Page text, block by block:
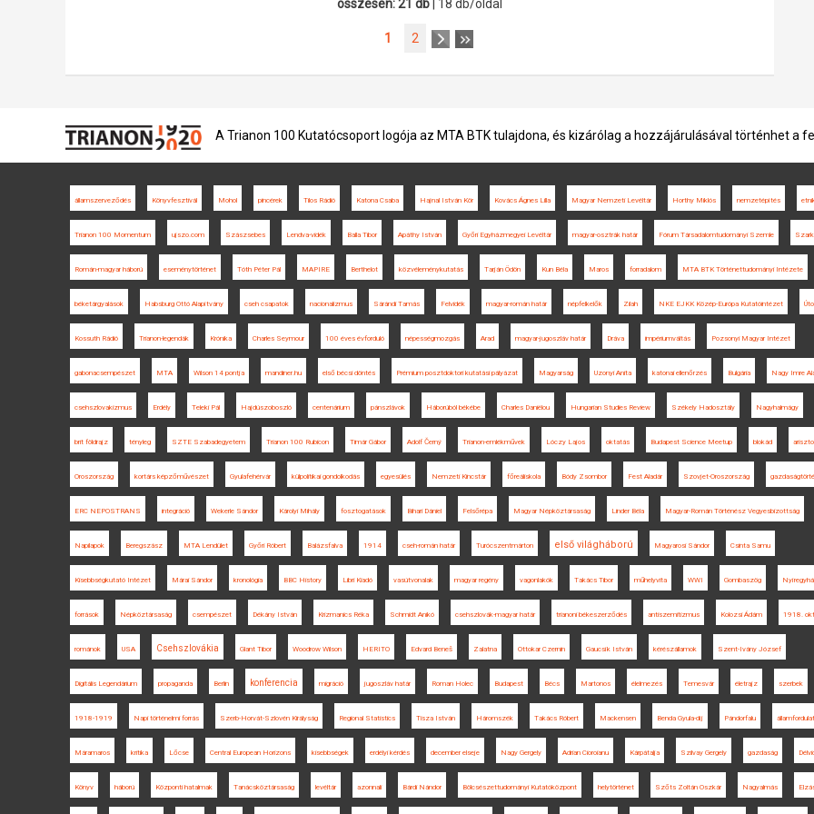
összesen: 21 db | 18 db/oldal
1 2
A Trianon 100 Kutatócsoport logója az MTA BTK tulajdona, és kizárólag a hozzájárulásával történhet a
államszerveződés Könyvfesztivál Mohol pincérek Tilos Rádió Katona Csaba Hajnal István Kör Kovács Ágnes Lilla Magyar Nemzeti Levéltár Horthy Miklós nemzetépítés
Trianon 100 Momentum ujszo.com Szászsebes Lendva-vidék Balla Tibor Apáthy István Győri Egyházmegyei Levéltár magyar-osztrák határ Fórum Társadalomtudományi Szemle
Román-magyar háború eseménytörténet Tóth Péter Pál MAPIRE Berthelot közvéleménykutatás Tarján Ödön Kun Béla Maros forradalom MTA BTK Történettudományi Intézete
béketárgyalások Habsburg Ottó Alapítvány cseh csapatok nacionalizmus Sárándi Tamás Felvidék magyar-román határ népfelkelők Zilah NKE EJKK Közép-Európa Kutatóintézet
Kossuth Rádió Trianon-legendák Krónika Charles Seymour 100 éves évforduló népességmozgás Arad magyar-jugoszláv határ Dráva impériumváltás Pozsonyi Magyar Intézet
gabonacsempészet MTA Wilson 14 pontja mandiner.hu első bécsi döntés Prémium posztdoktori kutatási pályázat Magyarság Uzonyi Anita katonai ellenőrzés Bulgária Nagy Imre
csehszlovakizmus Erdély Teleki Pál Hajdúszoboszló centenárium pánszlávok Háborúból békébe Charles Daniélou Hungarian Studies Review Székely Hadosztály Nagyhalmágy
brit földrajz tényleg SZTE Szabadegyetem Trianon 100 Rubicon Timár Gábor Adolf Černý Trianon-emlékművek Lóczy Lajos oktatás Budapest Science Meetup blokád
Oroszország kortárs képzőművészet Gyulafehérvár külpolitikai gondolkodás egyesülés Nemzeti Kincstár főreáliskola Bódy Zsombor Fest Aladár Szovjet-Oroszország
ERC NEPOSTRANS integráció Wekerle Sándor Károlyi Mihály fosztogatások Bihari Dániel Felsőrépa Magyar Népköztársaság Linder Béla Magyar-Román Történész Vegyesbizottság
Napilapok Beregszász MTA Lendület Győri Róbert Balázsfalva 1914 cseh-román határ Turócszentmárton első világháború Magyarosi Sándor Csinta Samu
Kisebbségkutató Intézet Márai Sándor kronológia BBC History Libri Kiadó vasútvonalak magyar regény vagonlakók Takács Tibor műhelyvita WWI Gombaszög
források Népköztársaság csempészet Dékány István Krizmanics Réka Schmidt Anikó csehszlovák-magyar határ trianoni békeszerződés antiszemitizmus Kolozsi Ádám 1918.
románok USA Csehszlovákia Glant Tibor Woodrow Wilson HERITO Edvard Beneš Zalatna Ottokar Czernin Gaucsík István kérészállamok Szent-Ivány József
Digitális Legendárium propaganda Berlin konferencia migráció jugoszláv határ Roman Holec Budapest Bécs Martonos élelmezés Temesvár életrajz szerbek
1918-1919 Napi történelmi forrás Szerb-Horvát-Szlovén Királyság Regional Statistics Tisza István Háromszék Takács Róbert Mackensen Benda Gyula-díj Pándorfalu államfordulat
Máramaros kritika Lőcse Central European Horizons kisebbségek erdélyi kérdés december elseje Nagy Gergely Adrian Cioroianu Kárpátalja Szilvay Gergely gazdaság
Könyv háború Központi hatalmak Tanácsköztársaság levéltár azonnali Bárdi Nándor Bölcsészettudományi Kutatóközpont helytörténet Szőts Zoltán Oszkár Nagyalmás